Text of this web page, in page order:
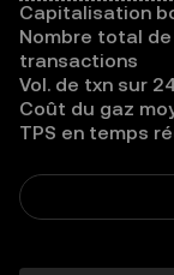
Capitalisation
Nombre total de
transactions
Vol. de txn sur
Coût du gaz
TPS en temps